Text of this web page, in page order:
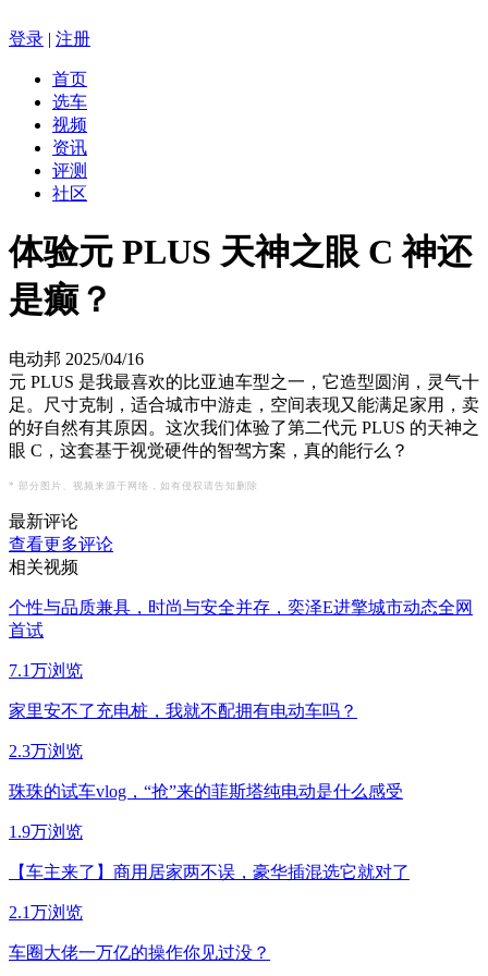
登录 | 注册
首页
选车
视频
资讯
评测
社区
体验元 PLUS 天神之眼 C 神还
是癫？
电动邦 2025/04/16
元 PLUS 是我最喜欢的比亚迪车型之一，它造型圆润，灵气十
足。尺寸克制，适合城市中游走，空间表现又能满足家用，卖
的好自然有其原因。这次我们体验了第二代元 PLUS 的天神之
眼 C，这套基于视觉硬件的智驾方案，真的能行么？
* 部分图片、视频来源于网络，如有侵权请告知删除
最新评论
查看更多评论
相关视频
个性与品质兼具，时尚与安全并存，奕泽E进擎城市动态全网
首试
7.1万浏览
家里安不了充电桩，我就不配拥有电动车吗？
2.3万浏览
珠珠的试车vlog，“抢”来的菲斯塔纯电动是什么感受
1.9万浏览
【车主来了】商用居家两不误，豪华插混选它就对了
2.1万浏览
车圈大佬一万亿的操作你见过没？